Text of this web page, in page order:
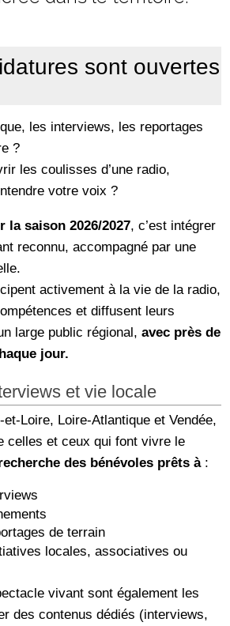
sont ouvertes
les interviews, les reportages
?
les coulisses d’une radio,
votre voix ?
la saison 2026/2027, c’est intégrer
reconnu, accompagné par une
activement à la vie de la radio,
et diffusent leurs
large public régional,avec près de
jour.
et vie locale
Loire, Loire-Atlantique et Vendée,
celles et ceux qui font vivre le
des bénévoles prêts à:
de terrain
locales, associatives ou
vivant sont également les
des contenus dédiés (interviews,